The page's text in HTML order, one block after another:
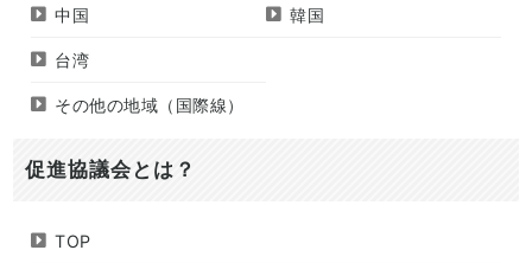
中国 韓国
台湾
その他の地域（国際線）
促進協議会とは？
TOP